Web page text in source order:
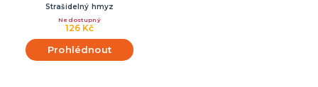
Strašidelný hmyz
126 Kč
Nedostupný
Prohlédnout